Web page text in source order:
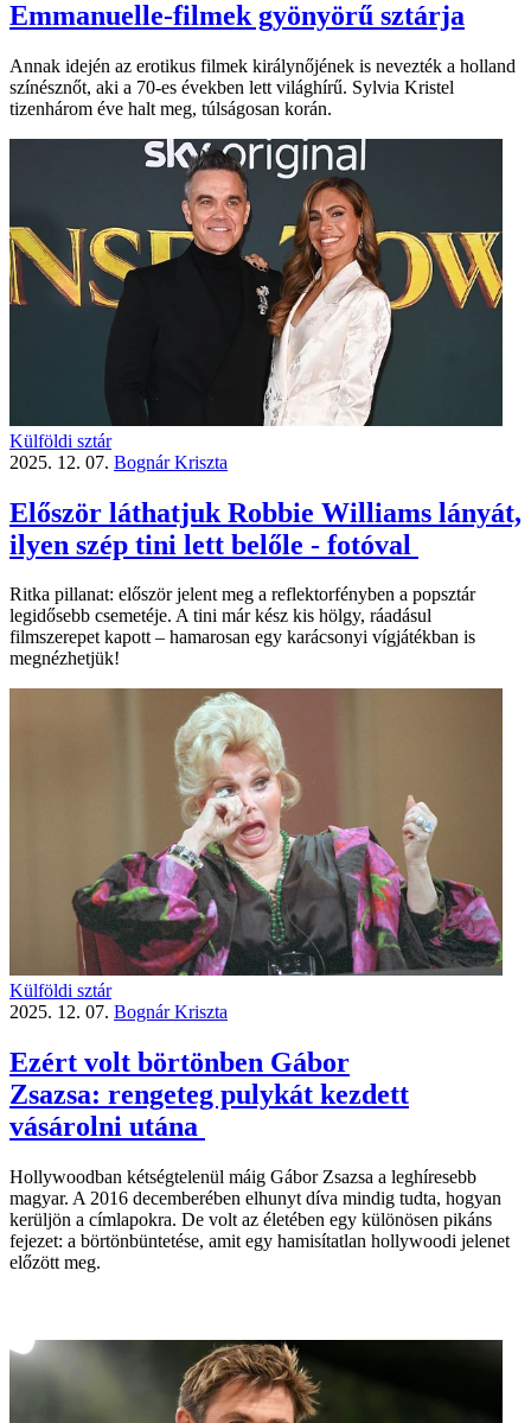
Emmanuelle-filmek gyönyörű sztárja
Annak idején az erotikus filmek királynőjének is nevezték a holland
színésznőt, aki a 70-es években lett világhírű. Sylvia Kristel
tizenhárom éve halt meg, túlságosan korán.
Külföldi sztár
2025. 12. 07. Bognár Kriszta
Először láthatjuk Robbie Williams lányát,
ilyen szép tini lett belőle - fotóval
Ritka pillanat: először jelent meg a reflektorfényben a popsztár
legidősebb csemetéje. A tini már kész kis hölgy, ráadásul
filmszerepet kapott – hamarosan egy karácsonyi vígjátékban is
megnézhetjük!
Külföldi sztár
2025. 12. 07. Bognár Kriszta
Ezért volt börtönben Gábor
Zsazsa: rengeteg pulykát kezdett
vásárolni utána
Hollywoodban kétségtelenül máig Gábor Zsazsa a leghíresebb
magyar. A 2016 decemberében elhunyt díva mindig tudta, hogyan
kerüljön a címlapokra. De volt az életében egy különösen pikáns
fejezet: a börtönbüntetése, amit egy hamisítatlan hollywoodi jelenet
előzött meg.